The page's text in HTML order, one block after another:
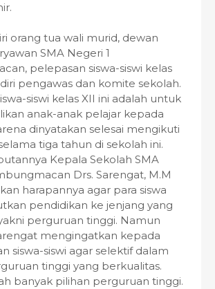
orang tua wali murid, dewan
SMA Negeri 1
pelepasan siswa-siswi kelas
pengawas dan komite sekolah.
siswi kelas XII ini adalah untuk
anak-anak pelajar kepada
dinyatakan selesai mengikuti
tiga tahun di sekolah ini.
Kepala Sekolah SMA
Drs. Sarengat, M.M
harapannya agar para siswa
pendidikan ke jenjang yang
perguruan tinggi. Namun
mengingatkan kepada
siswa-siswi agar selektif dalam
tinggi yang berkualitas.
banyak pilihan perguruan tinggi.